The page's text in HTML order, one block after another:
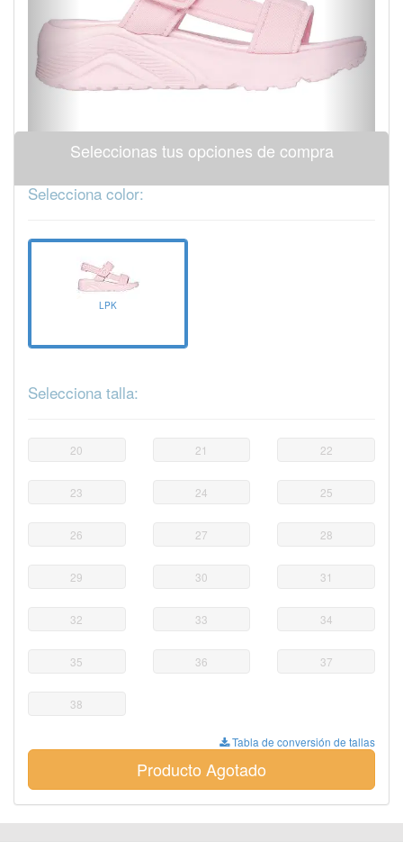
Seleccionas tus opciones de compra
Selecciona color:
LPK
Selecciona talla:
20 21 22
23 24 25
26 27 28
29 30 31
32 33 34
35 36 37
38
Tabla de conversión de tallas
Producto Agotado